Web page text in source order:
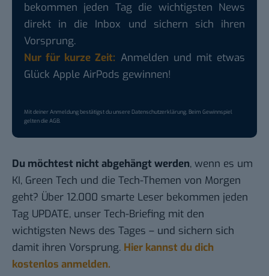
bekommen jeden Tag die wichtigsten News
direkt in die Inbox und sichern sich ihren
Vorsprung.
Nur für kurze Zeit: Anmelden und mit etwas
Glück Apple AirPods gewinnen!
Mit deiner Anmeldung bestätigst du unsereDatenschutzerklärung. Beim Gewinnspiel
gelten dieAGB.
Du möchtest nicht abgehängt werden, wenn es um
KI, Green Tech und die Tech-Themen von Morgen
geht? Über 12.000 smarte Leser bekommen jeden
Tag UPDATE, unser Tech-Briefing mit den
wichtigsten News des Tages – und sichern sich
damit ihren Vorsprung. Hier kannst du dich
kostenlos anmelden.